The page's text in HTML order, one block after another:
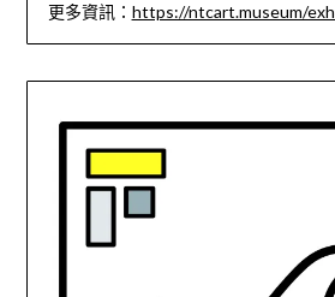
更多資訊： https://ntcart.museum/